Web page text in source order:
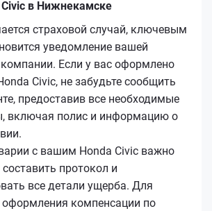
в Нижнекамске
страховой случай, ключевым
уведомление вашей
Если у вас оформлено
Civic, не забудьте сообщить
предоставив все необходимые
включая полис и информацию о
с вашим Honda Civic важно
протокол и
все детали ущерба. Для
оформления компенсации по